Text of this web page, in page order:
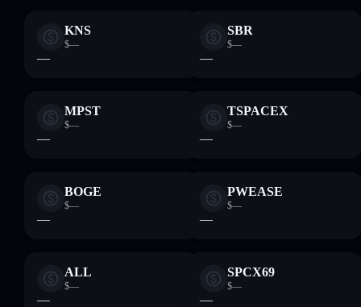
KNS
$—
—
SBR
$—
—
MPST
$—
—
TSPACEX
$—
—
BOGE
$—
—
PWEASE
$—
—
ALL
$—
—
SPCX69
$—
—